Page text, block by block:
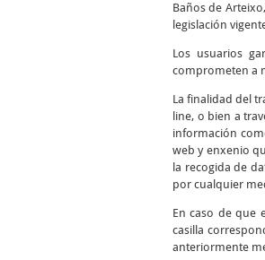
Baños de
legislación
Los usuarios
comprometen a
La finalidad del
line, o bien a
información
web y enxenio
la recogida de
por cualquier
En caso de que
casilla
anteriormente